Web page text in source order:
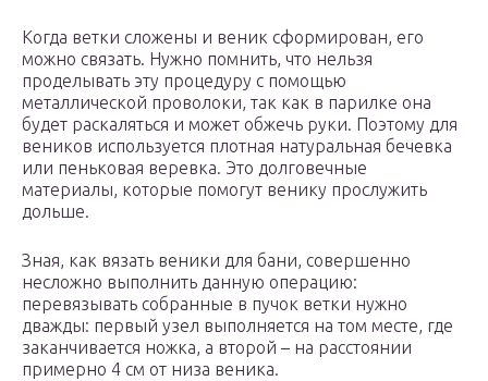
Когда ветки сложены и веник сформирован, его
можно связать. Нужно помнить, что нельзя
проделывать эту процедуру с помощью
металлической проволоки, так как в парилке она
будет раскаляться и может обжечь руки. Поэтому для
веников используется плотная натуральная бечевка
или пеньковая веревка. Это долговечные
материалы, которые помогут венику прослужить
дольше.
Зная, как вязать веники для бани, совершенно
несложно выполнить данную операцию:
перевязывать собранные в пучок ветки нужно
дважды: первый узел выполняется на том месте, где
заканчивается ножка, а второй – на расстоянии
примерно 4 см от низа веника.